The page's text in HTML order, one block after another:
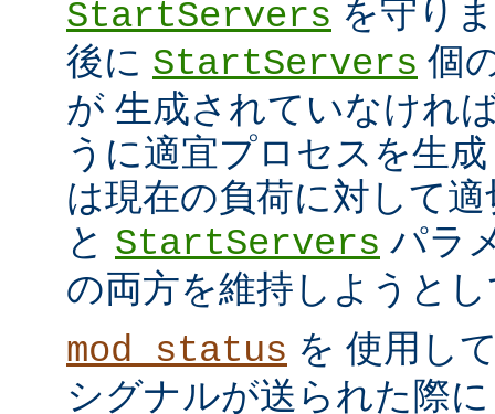
StartServers を守り
後に StartServers 個
が 生成されていなけれ
うに適宜プロセスを生
は現在の負荷に対して
と StartServers パラ
の両方を維持しようと
mod_status を 使用し
シグナルが送られた際